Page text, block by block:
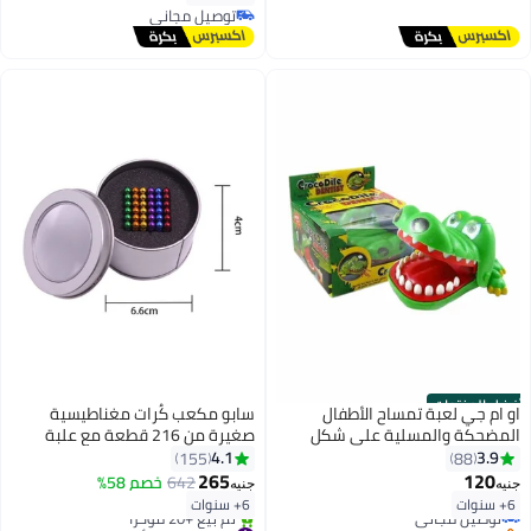
توصيل مجاني توصيل مجاني
توصيل مجاني
المنتجات
او ام جي لعبة تمساح الأطفال
المضحكة والمسلية على شكل
تمساح يعض الأصابع للأطفال
‎15.49x12.45x7.49سم
3.9
88
جنيه120#1 في الألعاب المحمولة
أقل سعر في 7 يوم
توصيل مجاني
سابو مكعب كُرات مغناطيسية
صغيرة من 216 قطعة مع علبة
4.1
155
جنيه265
642خصم 58%